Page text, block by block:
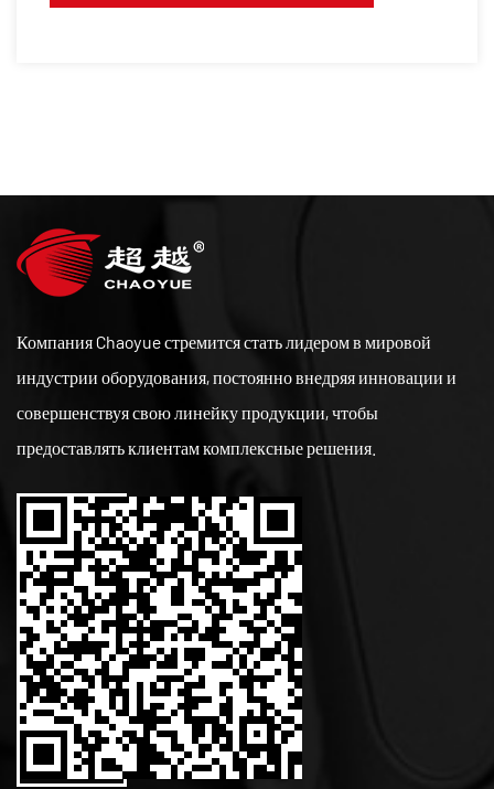
Компания Chaoyue стремится стать лидером в мировой
индустрии оборудования, постоянно внедряя инновации и
совершенствуя свою линейку продукции, чтобы
предоставлять клиентам комплексные решения.